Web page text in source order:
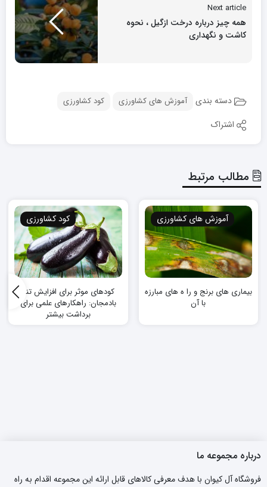
Next article
همه چیز درباره درخت ازگیل ، نحوه
کاشت و نگهداری
دسته بندی آموزش های کشاورزی کود کشاورزی
اشتراک
مطالب مرتبط
آموزش های کشاورزی
بیماری های برنج و را ه های مبارزه
با آن
کود کشاورزی
کودهای موثر برای افزایش تناژ
بادمجان: راهکارهای علمی برای
برداشت بیشتر
درباره مجموعه ما
فروشگاه آل کیوان با هدف معرفی کالاهای قابل ارائه این مجموعه اقدام به راه